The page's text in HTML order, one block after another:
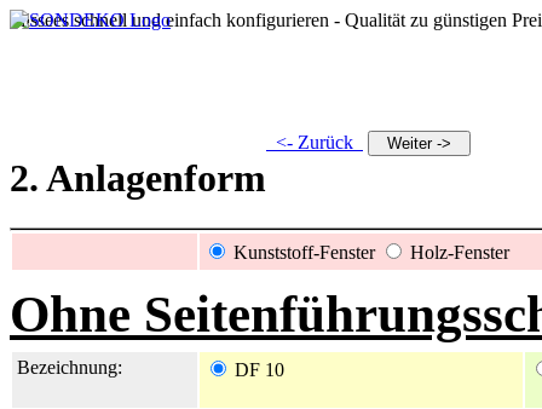
Plissees schnell und einfach konfigurieren - Qualität zu günstigen
2. Anlagenform
<- Zurück
Kunststoff-Fenster Holz-Fenster
Ohne
Bezeichnung: DF 10